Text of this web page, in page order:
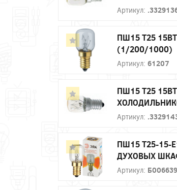
Артикул:
ПШ15 T25 15ВТ
(1/200/1000)
Артикул: 61207
ПШ15 T25 15ВТ
Артикул:
ПШ15 T25-15-
ДУХОВЫХ
Артикул: